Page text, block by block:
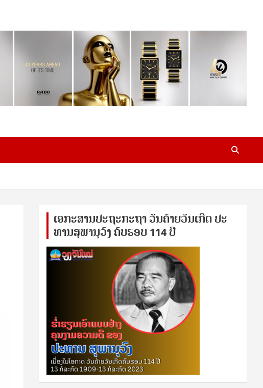
ເອ​ກະ​ສານ​ປະ​ຖະ​ກະ​ຖ​າ ວັນ​ຄ້າຍ​ວັນ​ເກີດ ປ​ະ​
ທານ​ສຸ​ພາ​ນຸ​ວົງ ຄົບ​ຮອບ 114 ປີ